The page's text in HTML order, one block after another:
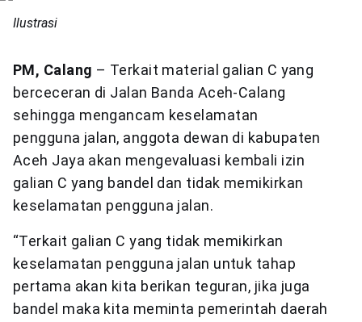
Ilustrasi
PM, Calang – Terkait material galian C yang
berceceran di Jalan Banda Aceh-Calang
sehingga mengancam keselamatan
pengguna jalan, anggota dewan di kabupaten
Aceh Jaya akan mengevaluasi kembali izin
galian C yang bandel dan tidak memikirkan
keselamatan pengguna jalan.
“Terkait galian C yang tidak memikirkan
keselamatan pengguna jalan untuk tahap
pertama akan kita berikan teguran, jika juga
bandel maka kita meminta pemerintah daerah